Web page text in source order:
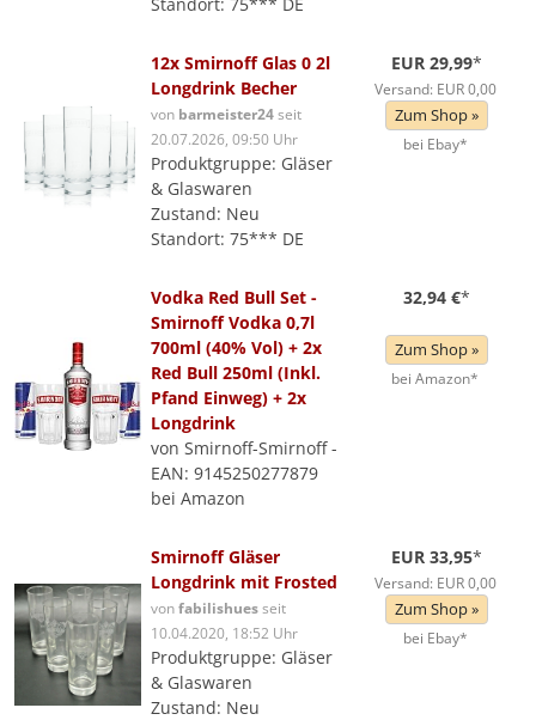
12x Smirnoff Glas 0 2l
Longdrink Becher
von barmeister24seit
20.07.2026, 09:50 Uhr
Produktgruppe: Gläser
& Glaswaren
Zustand: Neu
Standort: 75*** DE
EUR 29,99*
Versand: EUR 0,00
Zum Shop »
bei Ebay*
Vodka Red Bull Set -
Smirnoff Vodka 0,7l
700ml (40% Vol) + 2x
Red Bull 250ml (Inkl.
Pfand Einweg) + 2x
Longdrink
von Smirnoff-Smirnoff -
EAN: 9145250277879
bei Amazon
32,94 €*
Zum Shop »
bei Amazon*
Smirnoff Gläser
Longdrink mit Frosted
vonfabilishuesseit
10.04.2020, 18:52 Uhr
Produktgruppe: Gläser
& Glaswaren
Zustand: Neu
EUR 33,95*
Versand: EUR 0,00
Zum Shop »
bei Ebay*